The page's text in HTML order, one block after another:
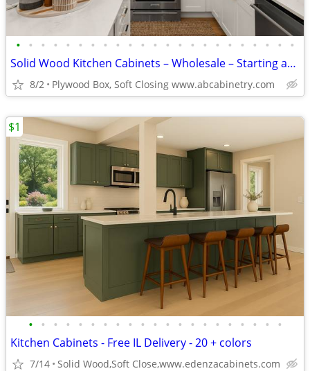
• • • • • • • • • • • • • • • • • • • • • • •
Solid Wood Kitchen Cabinets – Wholesale – Starting at $96
8/2 Plywood Box, Soft Closing www.abcabinetry.com
• • • • • • • • • • • • • • • • • • • • •
Kitchen Cabinets - Free IL Delivery - 20 + colors
7/14 Solid Wood,Soft Close,www.edenzacabinets.com
$1